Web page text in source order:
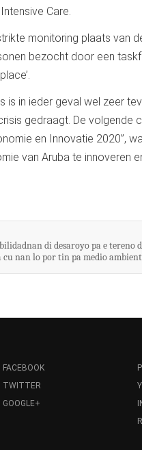
Care.
monitoring plaats van
bezocht door een
is in ieder geval wel zeer
gedraagt. De volgende
en Innovatie 2020”,
van Aruba te innoveren
di desaroyo pa e tereno
nan lo por tin pa medio
FACEBOOK
TWITTER
GOOGLE+